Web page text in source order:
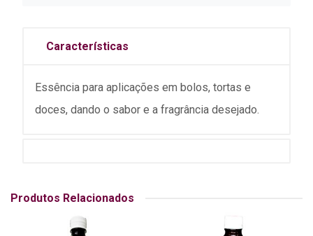
Características
Essência para aplicações em bolos, tortas e
doces, dando o sabor e a fragrância desejado.
Produtos Relacionados